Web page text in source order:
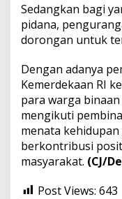
Sedangkan bagi
pidana,
dorongan untuk
Dengan adanya
Kemerdekaan RI
para warga
mengikuti
menata
berkontribusi
masyarakat. (CJ/
Post Views: 643